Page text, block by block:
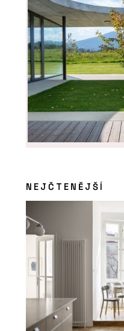
NEJČTENĚJŠÍ